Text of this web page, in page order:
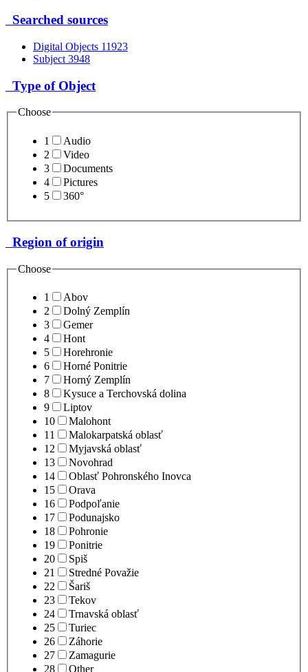
Searched sources
Digital Objects 11923
Subject 3948
Type of Object
Choose
1
Audio
2
Video
3
Documents
4
Pictures
5
360°
Region of origin
Choose
1
Abov
2
Dolný Zemplín
3
Gemer
4
Hont
5
Horehronie
6
Horné Ponitrie
7
Horný Zemplín
8
Kysuce a Terchovská dolina
9
Liptov
10
Malohont
11
Malokarpatská oblasť
12
Myjavská oblasť
13
Novohrad
14
Oblasť Pohronského Inovca
15
Orava
16
Podpoľanie
17
Podunajsko
18
Pohronie
19
Ponitrie
20
Spiš
21
Stredné Považie
22
Šariš
23
Tekov
24
Trnavská oblasť
25
Turiec
26
Záhorie
27
Zamagurie
28
Other